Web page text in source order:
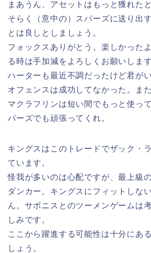
まあうん、アセットはもっと獲れた
そらく（意中の）スパーズに送り出
とは良しとしましょう。
フォックスありがとう。楽しかったよ
る時は手加減をよろしくお願いします
ハーターも最近不調だったけど君が
オフェンスは成功してなかった。ま
マクラフリンは短い間でもっと使っ
パーズでも頑張ってくれ。
キングスはこのトレードでザック・
ています。
怪我が多いのは心配ですが、最上級
ダンカー。キングスにフィットしな
ん。サボニスとのツーメンゲームは
しみです。
ここから躍進する可能性は十分にあ
しょう。